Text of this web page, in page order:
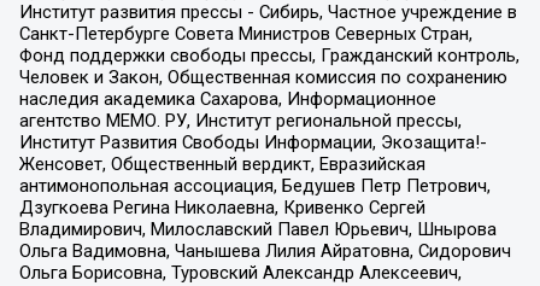
Институт развития прессы - Сибирь, Частное учреждение в
Санкт-Петербурге Совета Министров Северных Стран,
Фонд поддержки свободы прессы, Гражданский контроль,
Человек и Закон, Общественная комиссия по сохранению
наследия академика Сахарова, Информационное
агентство МЕМО. РУ, Институт региональной прессы,
Институт Развития Свободы Информации, Экозащита!-
Женсовет, Общественный вердикт, Евразийская
антимонопольная ассоциация, Бедушев Петр Петрович,
Дзугкоева Регина Николаевна, Кривенко Сергей
Владимирович, Милославский Павел Юрьевич, Шнырова
Ольга Вадимовна, Чанышева Лилия Айратовна, Сидорович
Ольга Борисовна, Туровский Александр Алексеевич,